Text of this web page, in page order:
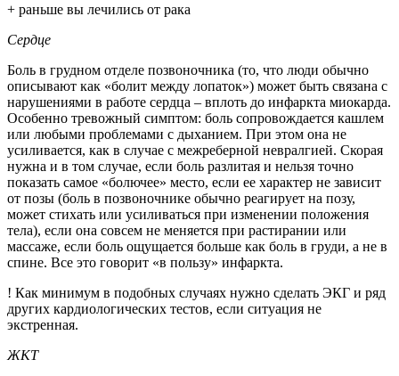
+ раньше вы лечились от рака
Сердце
Боль в грудном отделе позвоночника (то, что люди обычно
описывают как «болит между лопаток») может быть связана с
нарушениями в работе сердца – вплоть до инфаркта миокарда.
Особенно тревожный симптом: боль сопровождается кашлем
или любыми проблемами с дыханием. При этом она не
усиливается, как в случае с межреберной невралгией. Скорая
нужна и в том случае, если боль разлитая и нельзя точно
показать самое «болючее» место, если ее характер не зависит
от позы (боль в позвоночнике обычно реагирует на позу,
может стихать или усиливаться при изменении положения
тела), если она совсем не меняется при растирании или
массаже, если боль ощущается больше как боль в груди, а не в
спине. Все это говорит «в пользу» инфаркта.
! Как минимум в подобных случаях нужно сделать ЭКГ и ряд
других кардиологических тестов, если ситуация не
экстренная.
ЖКТ